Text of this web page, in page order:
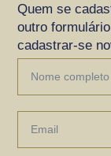
Quem se
outro
cadastrar-se
completo